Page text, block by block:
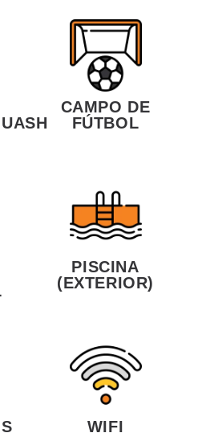
CAMPO DE
FÚTBOL
PISCINA
(EXTERIOR)
WIFI